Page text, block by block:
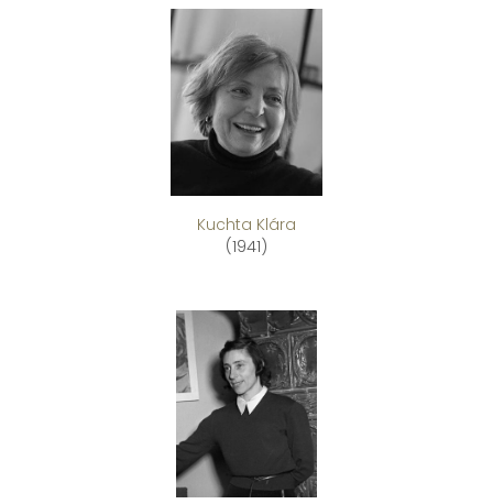
Kuchta Klára
(1941)